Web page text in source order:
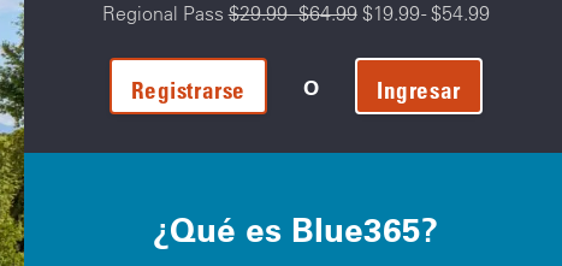
Regional Pass$29.99 - $64.99$19.99 - $54.99
Registrarse O Ingresar
¿Qué es Blue365?